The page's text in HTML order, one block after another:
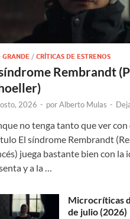
GRANDE /CRÍTICAS DE ESTRENOS
Rembrandt
2026 - porAlberto Mulas -
no tenga tanto que ver con
El síndrome Rembrandt
juega bastante bien con la
y a la …
Microcríticas
de julio (2026)